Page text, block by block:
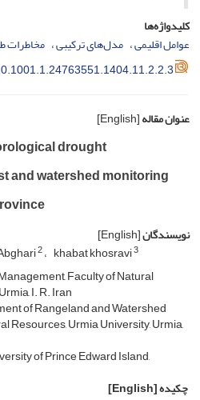
کلیدواژه‌ها
عوامل اقلیمی مدل‌های ترکیبی مخاطرات
عنوان مقاله[English]
drought
and watershed monitoring
نویسندگان[English]
2 khabat khosravi3
Faculty of Natural
I. R. Iran
of Rangeland and Watershed
Resources, Urmia University, Urmia,
of Prince Edward Island,
چکیده[English]